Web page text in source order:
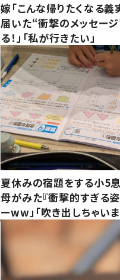
嫁「こんな帰りたくなる義
届いた“衝撃のメッセー
る！」「私が行きたい」
夏休みの宿題をする小5
母がみた『衝撃的すぎる
ーww」「吹き出しちゃい